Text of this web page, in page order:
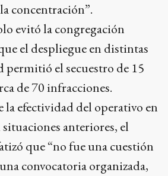
concentración”.
evitó la congregación
el despliegue en distintas
permitió el secuestro de 15
de 70 infracciones.
la efectividad del operativo en
anteriores, el
que “no fue una cuestión
convocatoria organizada,